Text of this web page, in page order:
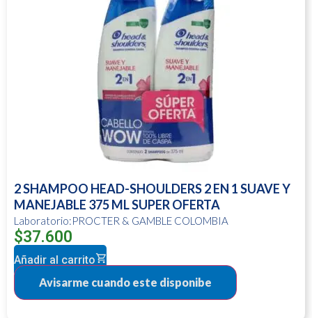
2 SHAMPOO HEAD-SHOULDERS 2 EN 1 SUAVE Y
MANEJABLE 375 ML SUPER OFERTA
Laboratorio:PROCTER & GAMBLE COLOMBIA
$37.600
Añadir al carrito